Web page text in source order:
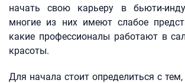
начать свою карьеру в бьюти-
многие из них имеют слабое
какие профессионалы работают в
красоты.
Для начала стоит определиться с